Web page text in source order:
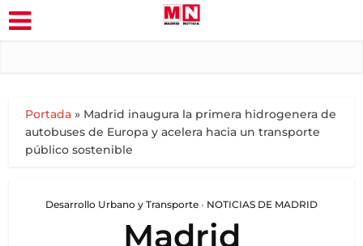
Portada » Madrid inaugura la primera hidrogenera de
autobuses de Europa y acelera hacia un transporte
público sostenible
Desarrollo Urbano y Transporte • NOTICIAS DE MADRID
Madrid